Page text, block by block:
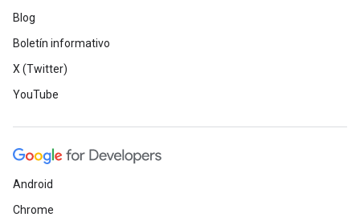
Blog
Boletín informativo
X (Twitter)
YouTube
Android
Chrome